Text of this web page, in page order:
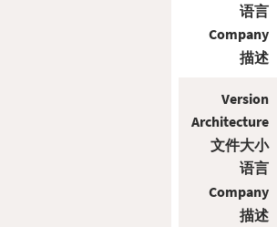
语言
Company
描述
Version
Architecture
文件大小
语言
Company
描述